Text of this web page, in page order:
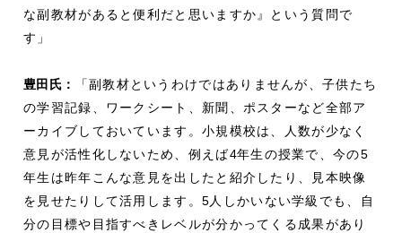
な副教材があると便利だと思いますか』という質問で
す」
豊田氏：
「副教材というわけではありませんが、子供たち
の学習記録、ワークシート、新聞、ポスターなど全部ア
ーカイブしておいています。小規模校は、人数が少なく
意見が活性化しないため、例えば4年生の授業で、今の5
年生は昨年こんな意見を出したと紹介したり、見本映像
を見せたりして活用します。 5人しかいない学級でも、自
分の目標や目指すべきレベルが分かってくる成果があり